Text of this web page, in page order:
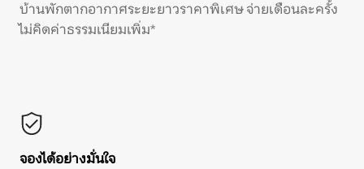
บ้านพักตากอากาศระยะยาวราคาพิเศษ จ่ายเดือนละครั้ง
ไม่คิดค่าธรรมเนียมเพิ่ม*
จองได้อย่างมั่นใจ